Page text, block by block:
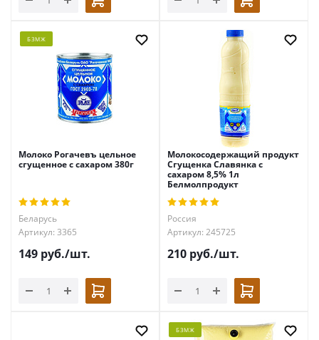
БЗМЖ
Молоко Рогачевъ цельное
сгущенное с сахаром 380г
Беларусь
Артикул: 3365
149 руб./шт.
Молокосодержащий продукт
Сгущенка Славянка с
сахаром 8,5% 1л
Белмолпродукт
Россия
Артикул: 245725
210 руб./шт.
БЗМЖ